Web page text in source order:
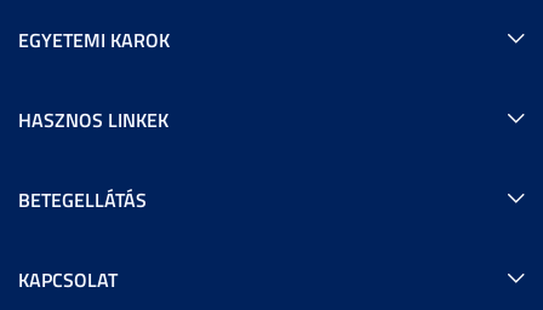
EGYETEMI KAROK
HASZNOS LINKEK
BETEGELLÁTÁS
KAPCSOLAT